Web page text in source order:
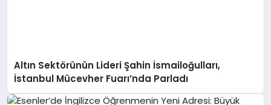
Altın Sektörünün Lideri Şahin İsmailoğulları,
İstanbul Mücevher Fuarı’nda Parladı ￼